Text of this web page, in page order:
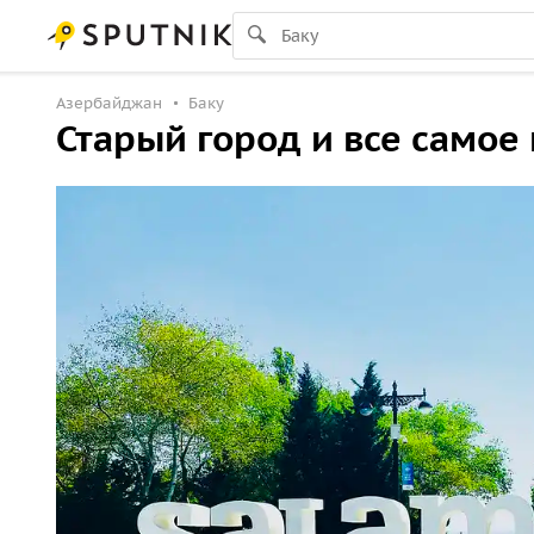
Азербайджан Баку
Старый город и все